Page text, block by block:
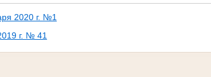
2020 г. №1
г. № 41